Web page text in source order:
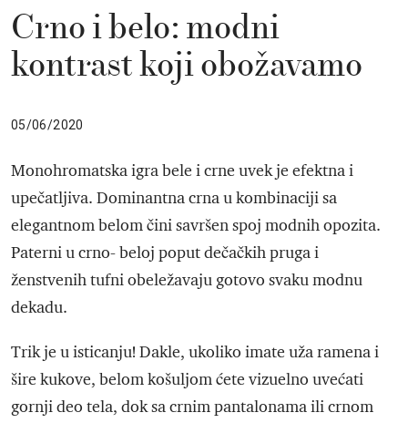
Crno i belo: modni
kontrast koji obožavamo
05/06/2020
Monohromatska igra bele i crne uvek je efektna i
upečatljiva. Dominantna crna u kombinaciji sa
elegantnom belom čini savršen spoj modnih opozita.
Paterni u crno- beloj poput dečačkih pruga i
ženstvenih tufni obeležavaju gotovo svaku modnu
dekadu.
Trik je u isticanju! Dakle, ukoliko imate uža ramena i
šire kukove, belom košuljom ćete vizuelno uvećati
gornji deo tela, dok sa crnim pantalonama ili crnom